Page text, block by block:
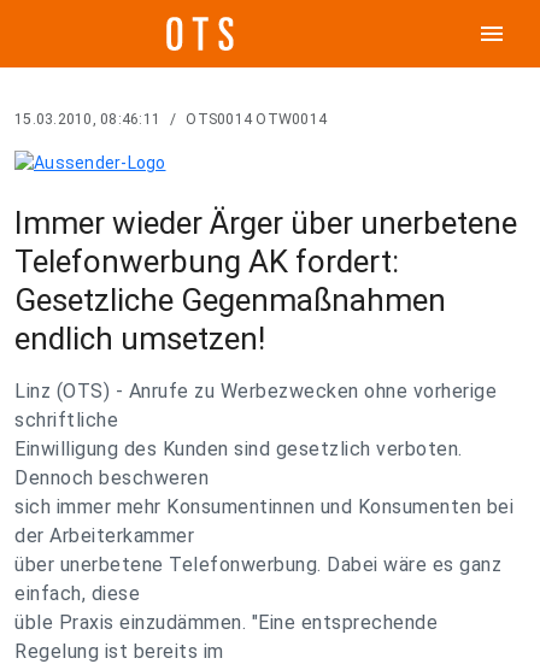
menu
15.03.2010, 08:46:11 / OTS0014 OTW0014
Immer wieder Ärger über unerbetene
Telefonwerbung AK fordert:
Gesetzliche Gegenmaßnahmen
endlich umsetzen!
Linz (OTS) - Anrufe zu Werbezwecken ohne vorherige
schriftliche
Einwilligung des Kunden sind gesetzlich verboten.
Dennoch beschweren
sich immer mehr Konsumentinnen und Konsumenten bei
der Arbeiterkammer
über unerbetene Telefonwerbung. Dabei wäre es ganz
einfach, diese
üble Praxis einzudämmen. "Eine entsprechende
Regelung ist bereits im